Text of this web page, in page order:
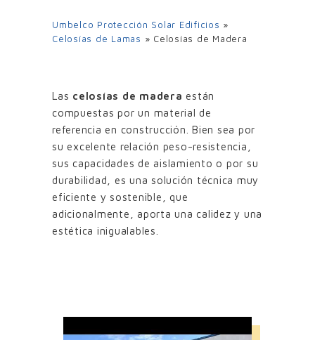
Umbelco Protección Solar Edificios »
Celosías de Lamas » Celosías de Madera
Las celosías de madera están
compuestas por un material de
referencia en construcción. Bien sea por
su excelente relación peso-resistencia,
sus capacidades de aislamiento o por su
durabilidad, es una solución técnica muy
eficiente y sostenible, que
adicionalmente, aporta una calidez y una
estética inigualables.